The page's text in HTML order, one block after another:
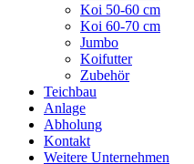
Koi 50-60 cm
Koi 60-70 cm
Jumbo
Koifutter
Zubehör
Teichbau
Anlage
Abholung
Kontakt
Weitere Unternehmen